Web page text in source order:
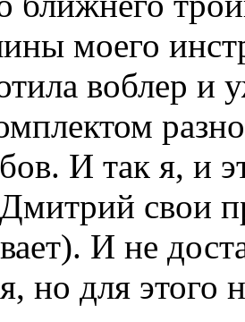
моего
воблер и
И так я, и
свои
И не
но для